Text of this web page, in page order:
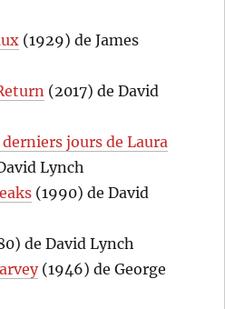
(1929) de James
(2017) de David
jours de Laura
Lynch
(1990) de David
de David Lynch
(1946) de George